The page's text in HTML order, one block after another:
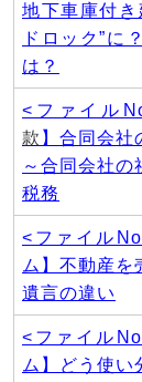
地下車庫付き
ドロック”に
は？
<ファイル
款 】合同会社
～合同会社の
税務
<ファイル
ム】不動産を
遺言の違い
<ファイル
ム】どう使い